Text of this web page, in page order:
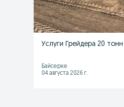
Услуги Грейдера 20 тонн
Байсерке
04 августа 2026 г.